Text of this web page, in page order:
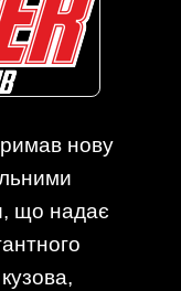
нову
що надає